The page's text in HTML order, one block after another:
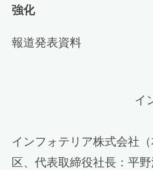
強化
報道発表資料
イ
インフォテリア株式会社（
区、代表取締役社長：平